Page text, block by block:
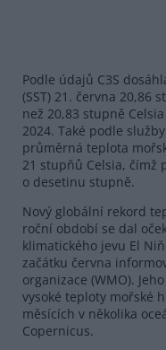
Podle údajů C3S
(SST) 21. června 20,86
než 20,83 stupně
2024. Také podle
průměrná teplota
21 stupňů Celsia, čímž
o desetinu stupně.
Nový globální rekord
roční období se dal
klimatického jevu El
začátku června
organizace (WMO).
vysoké teploty mořské
měsících v několika
Copernicus.